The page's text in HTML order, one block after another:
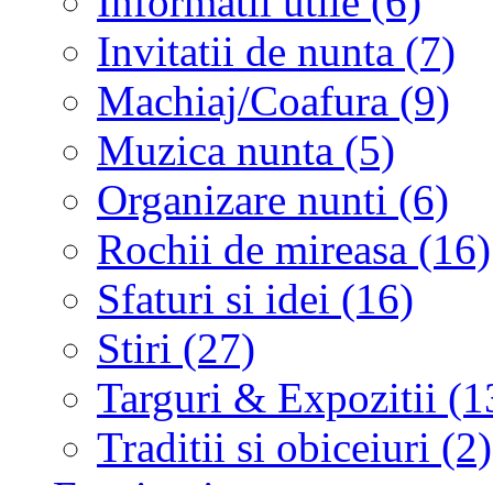
Invitatii de nunta (7)
Machiaj/Coafura (9)
Muzica nunta (5)
Organizare nunti (6)
Rochii de mireasa (16)
Sfaturi si idei (16)
Stiri (27)
Targuri & Expozitii
Traditii si obiceiuri (2)